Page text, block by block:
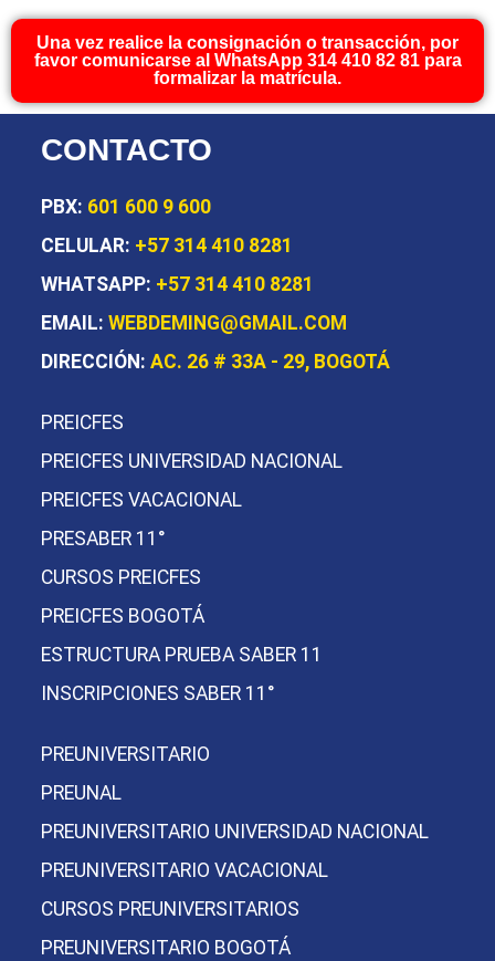
Una vez realice la consignación o transacción, por
favor comunicarse al WhatsApp 314 410 82 81 para
formalizar la matrícula.
CONTACTO
PBX: 601 600 9 600
CELULAR: +57 314 410 8281
WHATSAPP: +57 314 410 8281
EMAIL: WEBDEMING@GMAIL.COM
DIRECCIÓN: AC. 26 # 33A - 29, BOGOTÁ
PREICFES
PREICFES UNIVERSIDAD NACIONAL
PREICFES VACACIONAL
PRESABER 11°
CURSOS PREICFES
PREICFES BOGOTÁ
ESTRUCTURA PRUEBA SABER 11
INSCRIPCIONES SABER 11°
PREUNIVERSITARIO
PREUNAL
PREUNIVERSITARIO UNIVERSIDAD NACIONAL
PREUNIVERSITARIO VACACIONAL
CURSOS PREUNIVERSITARIOS
PREUNIVERSITARIO BOGOTÁ